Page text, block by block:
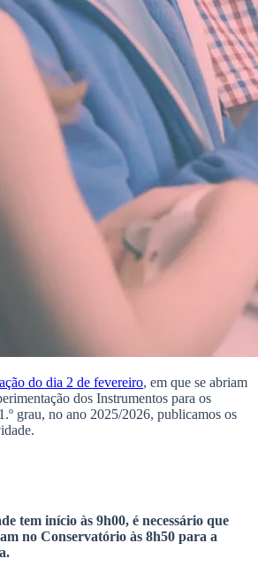
do dia 2 de fevereiro, em que se abriam
dos Instrumentos para os
grau, no ano 2025/2026, publicamos os
tem início às 9h00, é necessário que
no Conservatório às 8h50 para a